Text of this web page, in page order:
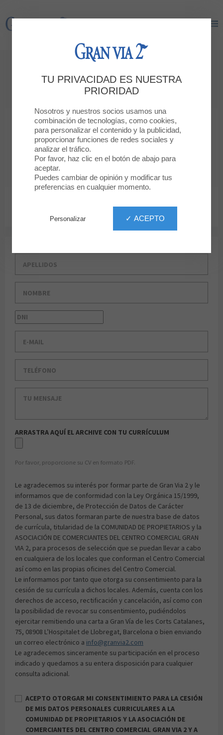
Gran Via 2
Envíanos tu currículum
SOY UN CLIENTE
y quiero enviar un mensaje
SOY UN COMERCIANTE
y quiero alquiler un local o un stand
DNI
ARRASTRA AQUÍ EL ARCHIVE CON TU CURRÍCULUM
Por favor, proporcione su CV en formato PDF.
Le agradecemos su interés por formar parte de Gran Via 2 y le
informamos que de conformidad con la Ley Orgánica 15/1999,
de 13 de diciembre, de Protección de Datos de Carácter
Personal, sus datos formaran parte de nuestra base de datos
de currícula, titularidad de la COMUNIDAD DE PROPIETARIOS y la
ASOCIACIÓN DE COMERCIANTES DEL CENTRO COMERCIAL GRAN
VIA 2, para procesos de selección que se puedan llevar a cabo
en cualquiera de los locales que conforman el Centro Comercial
así como en las propias oficines del Centro Comercial.
Le informamos por tanto que otorga su consentimiento para la
cesión de su currícula a dichos locales. Además, cuenta con los
derechos de acceso, rectificación y cancelación, así como con
la posibilidad de revocar su consentimiento, pudiéndolos
ejercitar remitiendo una carta a Gran Vía de les Corts Catalanes,
75, 08908 L’Hospitalet de Llobregat, Barcelona o bien enviando
un correo electrónico a info@granvia2.com
Le agradecemos sinceramente su participación en el proceso
indicado y quedamos a su entera disposición para cualquier
consulta adicional.
ACEPTO OTORGAR MI CONSENTIMIENTO PARA LA CESIÓN
DE MIS DATOS PERSONALES CURRICULARES A LA
COMUNIDAD DE PROPIETARIOS Y LA ASOCIACIÓN DE
COMERCIANTES DEL CENTRO COMERCIAL GRAN VIA 2 Y A
TU PRIVACIDAD ES NUESTRA
PRIORIDAD
Nosotros y nuestros socios usamos una
combinación de tecnologías, como cookies,
para personalizar el contenido y la publicidad,
proporcionar funciones de redes sociales y
analizar el tráfico.
Por favor, haz clic en el botón de abajo para
aceptar.
Puedes cambiar de opinión y modificar tus
preferencias en cualquier momento.
✓ ACEPTO
Personalizar